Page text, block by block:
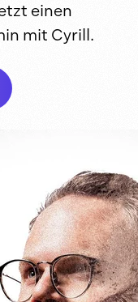
einen
mit Cyrill.